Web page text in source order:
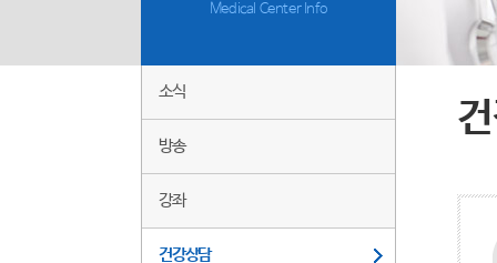
Medical Center Info
소식
방송
강좌
건강상담